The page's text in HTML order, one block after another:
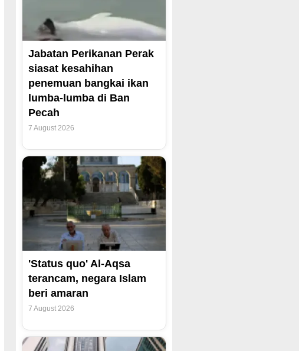
Jabatan Perikanan Perak
siasat kesahihan
penemuan bangkai ikan
lumba-lumba di Ban
Pecah
7 August 2026
'Status quo' Al-Aqsa
terancam, negara Islam
beri amaran
7 August 2026